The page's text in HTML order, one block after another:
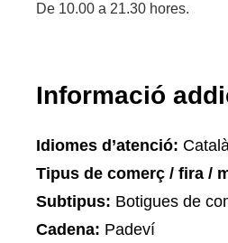
De 10.00 a 21.30 hores.
Informació
Idiomes d’atenció:
Tipus de comerç / fira /
Subtipus: Botigues de
Cadena: Padeví